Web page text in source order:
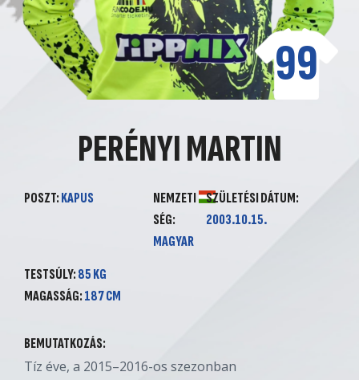
PERÉNYI MARTIN
POSZT:KAPUS
NEMZETI
SÉG:
MAGYAR
SZÜLETÉSI DÁTUM:
2003.10.15.
TESTSÚLY:85 KG
MAGASSÁG:187 CM
BEMUTATKOZÁS:
Tíz éve, a 2015–2016-os szezonban
99